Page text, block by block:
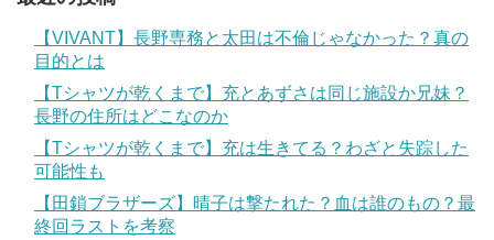
【VIVANT】長野専務と太田は不倫じゃなかった？真の
目的とは
【Tシャツが乾くまで】充とあずさは同じ施設か兄妹？
長野の住所はどこなのか
【Tシャツが乾くまで】充は生きてる？わざと失踪した
可能性も
【田鎖ブラザーズ】晴子は撃たれた？血は誰のもの？最
終回ラストを考察